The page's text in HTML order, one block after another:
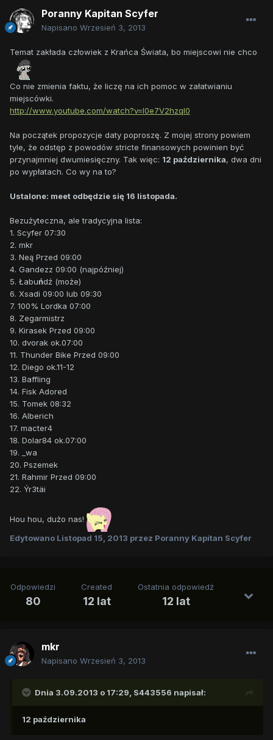
Poranny Kapitan Scyfer
Napisano Wrzesień 3, 2013
Temat zakłada człowiek z Krańca Świata, bo miejscowi nie chco
Co nie zmienia faktu, że liczę na ich pomoc w załatwianiu
miejscówki.
http://www.youtube.com/watch?v=I0e7V2hzqI0
Na początek propozycje daty poproszę. Z mojej strony powiem
tyle, że odstęp z powodów stricte finansowych powinien być
przynajmniej dwumiesięczny. Tak więc: 12 października, dwa dni
po wypłatach. Co wy na to?
Ustalone: meet odbędzie się 16 listopada.
Bezużyteczna, ale tradycyjna lista:
1. Scyfer 07:30
2. mkr
3. Neą Przed 09:00
4. Gandezz 09:00 (najpóźniej)
5. Łabuńdź (może)
6. Xsadi 09:00 lub 09:30
7. 100% Lordka 07:00
8. Zegarmistrz
9. Kirasek Przed 09:00
10. dvorak ok.07:00
11. Thunder Bike Przed 09:00
12. Diego ok.11-12
13. Baffling
14. Fisk Adored
15. Tomek 08:32
16. Alberich
17. macter4
18. Dolar84 ok.07:00
19. _wa
20. Pszemek
21. Rahmir Przed 09:00
22. Ýr3täi
Hou hou, dużo nas!
Edytowano Listopad 15, 2013 przez Poranny Kapitan Scyfer
Odpowiedzi
80
Created
12 lat
Ostatnia odpowiedź
12 lat
mkr
Napisano Wrzesień 3, 2013
Dnia 3.09.2013 o 17:29, S443556 napisał:
12 października